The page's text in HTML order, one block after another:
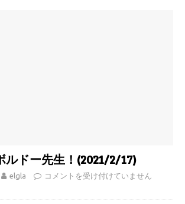
ルドー先生！(2021/2/17)
elgla コメントを受け付けていません